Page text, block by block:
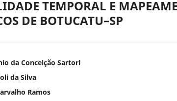
TEMPORAL E
DE BOTUCATU–SP
da Conceição Sartori
da Silva
Ramos